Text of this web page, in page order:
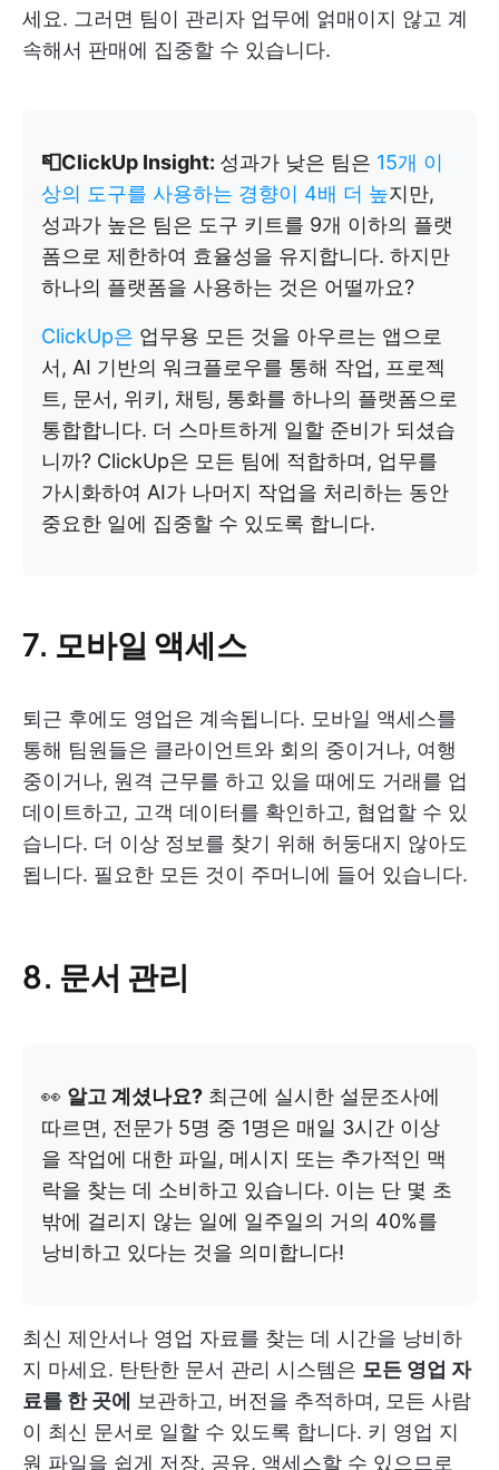
세요. 그러면 팀이 관리자 업무에 얽매이지 않고 계
속해서 판매에 집중할 수 있습니다.
📮ClickUp Insight: 성과가 낮은 팀은 15개 이
상의 도구를 사용하는 경향이 4배 더 높지만,
성과가 높은 팀은 도구 키트를 9개 이하의 플랫
폼으로 제한하여 효율성을 유지합니다. 하지만
하나의 플랫폼을 사용하는 것은 어떨까요?
ClickUp은 업무용 모든 것을 아우르는 앱으로
서, AI 기반의 워크플로우를 통해 작업, 프로젝
트, 문서, 위키, 채팅, 통화를 하나의 플랫폼으로
통합합니다. 더 스마트하게 일할 준비가 되셨습
니까? ClickUp은 모든 팀에 적합하며, 업무를
가시화하여 AI가 나머지 작업을 처리하는 동안
중요한 일에 집중할 수 있도록 합니다.
7. 모바일 액세스
퇴근 후에도 영업은 계속됩니다. 모바일 액세스를
통해 팀원들은 클라이언트와 회의 중이거나, 여행
중이거나, 원격 근무를 하고 있을 때에도 거래를 업
데이트하고, 고객 데이터를 확인하고, 협업할 수 있
습니다. 더 이상 정보를 찾기 위해 허둥대지 않아도
됩니다. 필요한 모든 것이 주머니에 들어 있습니다.
8. 문서 관리
👀 알고 계셨나요? 최근에 실시한 설문조사에
따르면, 전문가 5명 중 1명은 매일 3시간 이상
을 작업에 대한 파일, 메시지 또는 추가적인 맥
락을 찾는 데 소비하고 있습니다. 이는 단 몇 초
밖에 걸리지 않는 일에 일주일의 거의 40%를
낭비하고 있다는 것을 의미합니다!
최신 제안서나 영업 자료를 찾는 데 시간을 낭비하
지 마세요. 탄탄한 문서 관리 시스템은 모든 영업 자
료를 한 곳에
보관하고, 버전을 추적하며, 모든 사람
이 최신 문서로 일할 수 있도록 합니다. 키 영업 지
원 파일을 쉽게 저장, 공유, 액세스할 수 있으므로